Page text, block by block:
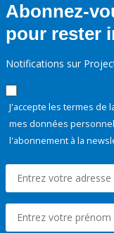
Abonnez-
pour rester
Notifications sur
J'accepte les termes de
mes données
l'abonnement à la